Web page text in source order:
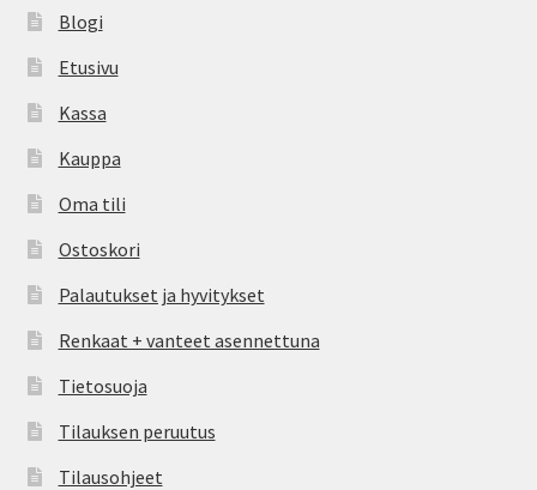
Blogi
Etusivu
Kassa
Kauppa
Oma tili
Ostoskori
Palautukset ja hyvitykset
Renkaat + vanteet asennettuna
Tietosuoja
Tilauksen peruutus
Tilausohjeet